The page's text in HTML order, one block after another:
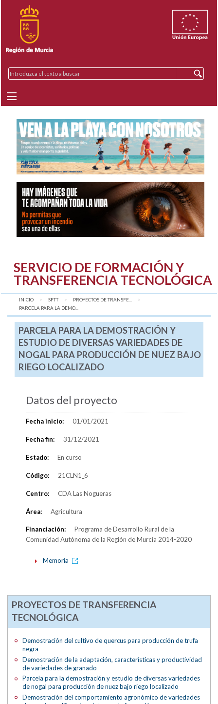
SERVICIO DE FORMACIÓN Y
TRANSFERENCIA TECNOLÓGICA
INICIO SFTT
PROYECTOS DE TRANSFE...
AQUÍ:
PARCELA PARA LA DEMO...
PARCELA PARA LA DEMOSTRACIÓN Y
ESTUDIO DE DIVERSAS VARIEDADES DE
NOGAL PARA PRODUCCIÓN DE NUEZ BAJO
RIEGO LOCALIZADO
Datos del proyecto
Fecha inicio: 01/01/2021
Fecha fin: 31/12/2021
Estado: En curso
Código: 21CLN1_6
Centro: CDA Las Nogueras
Área: Agricultura
Financiación:
Programa de Desarrollo Rural de la
Comunidad Autónoma de la Región de Murcia 2014-2020
Memoria
PROYECTOS DE TRANSFERENCIA
TECNOLÓGICA
Demostración del cultivo de quercus para producción de trufa
negra
Demostración de la adaptación, características y productividad
de variedades de granado
Parcela para la demostración y estudio de diversas variedades
de nogal para producción de nuez bajo riego localizado
Demostración del comportamiento agronómico de variedades